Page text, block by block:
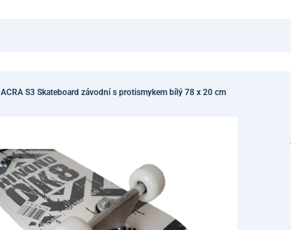
ACRA S3 Skateboard závodní s protismykem bílý 78 x 20 cm